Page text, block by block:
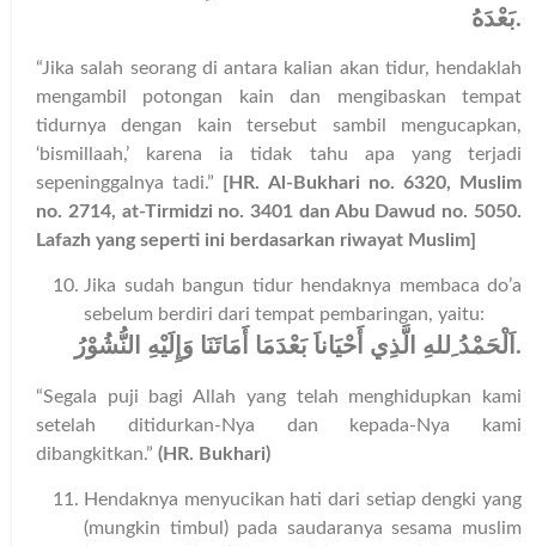
بَعْدَهُ.
“Jika salah seorang di antara kalian akan tidur, hendaklah
mengambil potongan kain dan mengibaskan tempat
tidurnya dengan kain tersebut sambil mengucapkan,
‘bismillaah,’ karena ia tidak tahu apa yang terjadi
sepeninggalnya tadi.”
[HR. Al-Bukhari no. 6320, Muslim
no. 2714, at-Tirmidzi no. 3401 dan Abu Dawud no. 5050.
Lafazh yang seperti ini berdasarkan riwayat Muslim]
Jika sudah bangun tidur hendaknya membaca do’a
sebelum berdiri dari tempat pembaringan, yaitu:
اَلْحَمْدُ ِللهِ الَّذِي أَحْيَاناَ بَعْدَمَا أَمَاتَنَا وَإِلَيْهِ النُّشُوْرُ .
“Segala puji bagi Allah yang telah menghidupkan kami
setelah ditidurkan-Nya dan kepada-Nya kami
dibangkitkan.” (HR. Bukhari)
Hendaknya menyucikan hati dari setiap dengki yang
(mungkin timbul) pada saudaranya sesama muslim